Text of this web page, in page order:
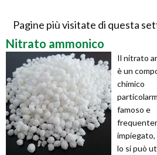
Pagine più visitate di questa
Nitrato ammonico
Il nitrato
è un
chimico
famoso e
lo si può